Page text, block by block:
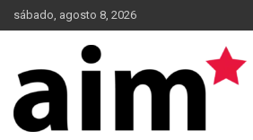
Skip
to
sábado, agosto 8, 2026